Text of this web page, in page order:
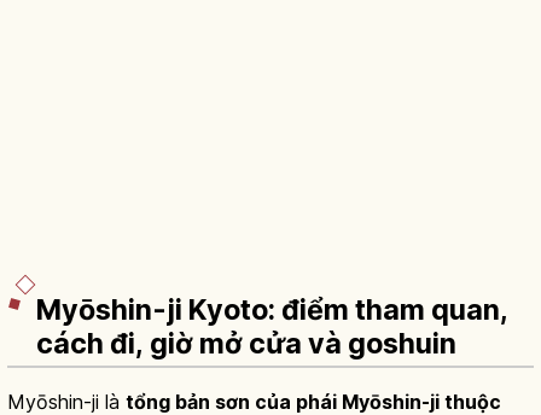
Myōshin-ji Kyoto: điểm tham quan,
cách đi, giờ mở cửa và goshuin
Myōshin-ji là tổng bản sơn của phái Myōshin-ji thuộc